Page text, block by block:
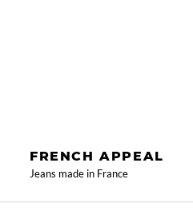
FRENCH APPEAL
Jeans made in France